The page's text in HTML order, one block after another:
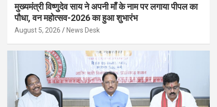
मुख्यमंत्री विष्णुदेव साय ने अपनी माँ के नाम पर लगाया पीपल का
पौधा, वन महोत्सव-2026 का हुआ शुभारंभ
August 5, 2026 News Desk